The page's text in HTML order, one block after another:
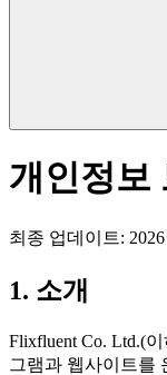
개인정보
최종 업데이트:
1. 소개
Flixfluent Co. Ltd.(
그램과 웹사이트를